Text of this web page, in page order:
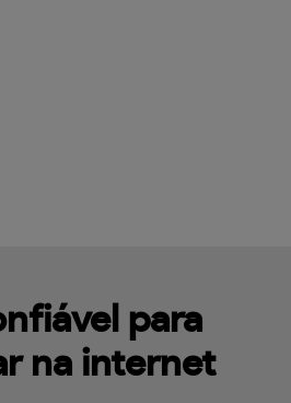
para
na internet